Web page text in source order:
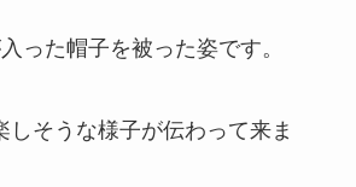
った帽子を被った姿です。
しそうな様子が伝わって来ま